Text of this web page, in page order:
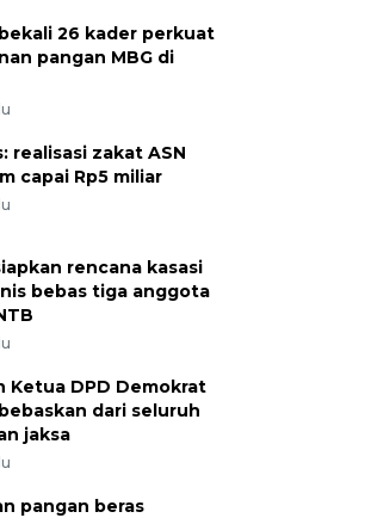
26 kader perkuat
pangan MBG di
realisasi zakat ASN
capai Rp5 miliar
rencana kasasi
bebas tiga anggota
Ketua DPD Demokrat
dari seluruh
jaksa
pangan beras